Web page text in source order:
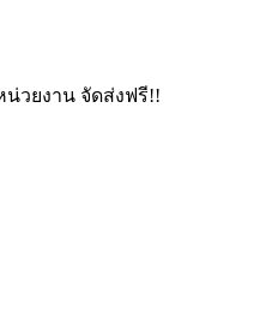
วยงาน จัดส่งฟรี!!